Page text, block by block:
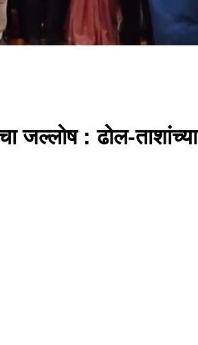
जल्लोष : ढोल-